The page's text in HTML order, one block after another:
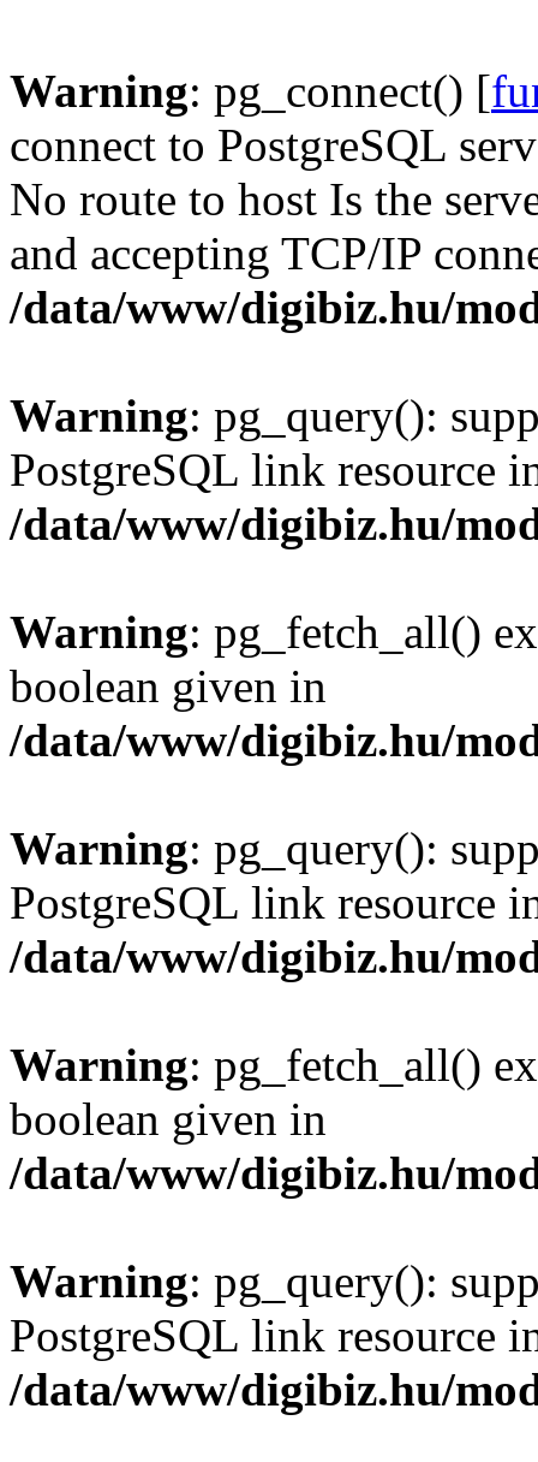
Warning: pg_connect() [
connect to PostgreSQL
No route to host Is the
and accepting TCP/IP
/data/www/digibiz.hu/
Warning: pg_query():
PostgreSQL link resource
/data/www/digibiz.hu/
Warning: pg_fetch_all()
boolean given in
/data/www/digibiz.hu/
Warning: pg_query():
PostgreSQL link resource
/data/www/digibiz.hu/
Warning: pg_fetch_all()
boolean given in
/data/www/digibiz.hu/
Warning: pg_query():
PostgreSQL link resource
/data/www/digibiz.hu/